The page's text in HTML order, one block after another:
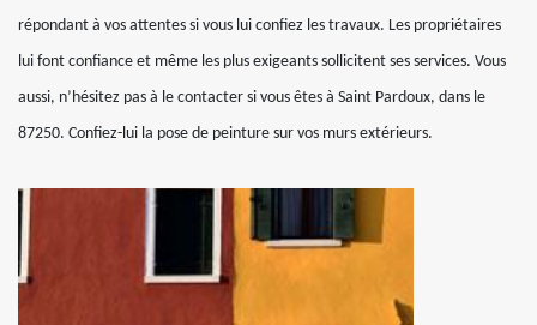
répondant à vos attentes si vous lui confiez les travaux. Les propriétaires
lui font confiance et même les plus exigeants sollicitent ses services. Vous
aussi, n’hésitez pas à le contacter si vous êtes à Saint Pardoux, dans le
87250. Confiez-lui la pose de peinture sur vos murs extérieurs.